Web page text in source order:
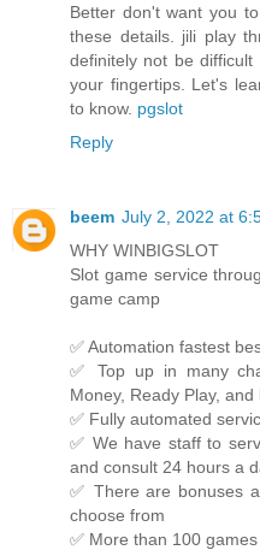
Better don't want you
these details. jili play
definitely not be
your fingertips. Let's
to know. pgslot
Reply
beem July 2, 2022 at
WHY WINBIGSLOT
Slot game service
game camp
✅ Automation fastest
✅ Top up in many
Money, Ready Play,
✅ Fully automated
✅ We have staff to
and consult 24 hours a
✅ There are bonuses
choose from
✅ More than 100